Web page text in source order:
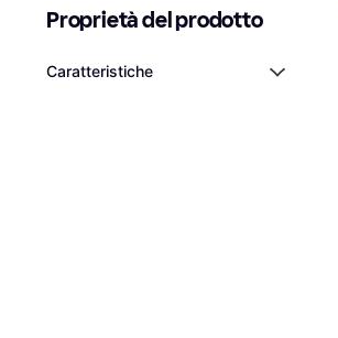
Proprietà del prodotto
Caratteristiche